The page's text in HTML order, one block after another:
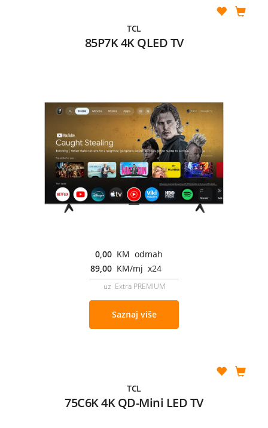
TCL
85P7K 4K QLED TV
0,00 KM odmah
89,00 KM/mj x24
uz Extra PREMIUM
Saznaj više
TCL
75C6K 4K QD-Mini LED TV